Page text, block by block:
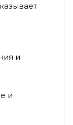
и
и